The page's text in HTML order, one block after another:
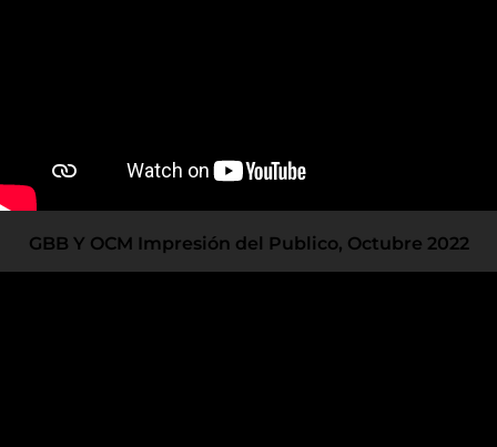
GBB Y OCM Impresión del Publico, Octubre 2022